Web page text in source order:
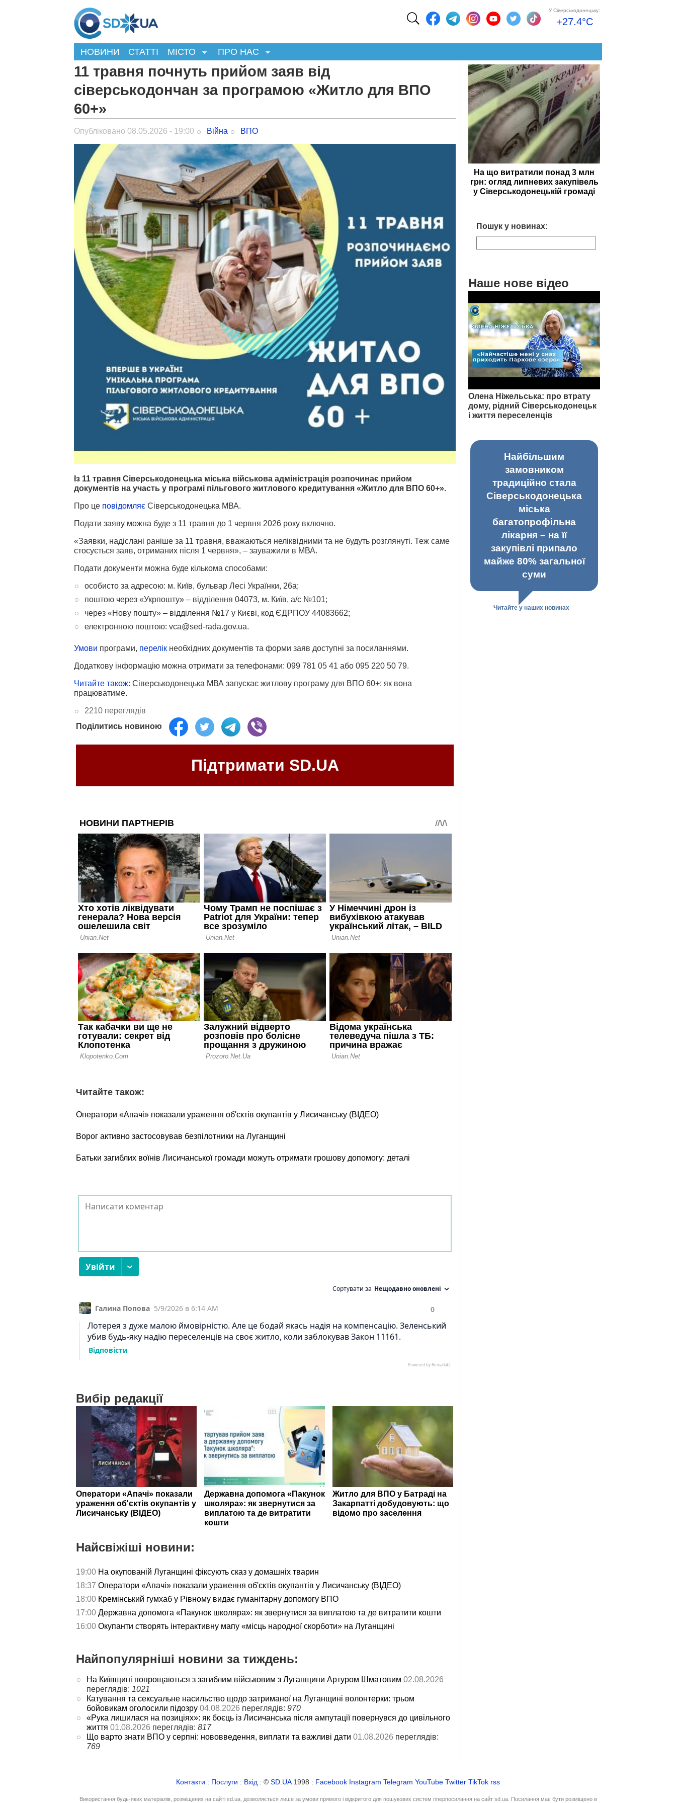
У Сіверськодонецьку:
+27.4°C
НОВИНИ СТАТТІ МІСТО ПРО НАС
11 травня почнуть прийом заяв від
сіверськодончан за програмою «Житло для ВПО
60+»
Опубліковано 08.05.2026 - 19:00 Війна ВПО
Із 11 травня Сіверськодонецька міська військова адміністрація розпочинає прийом
документів на участь у програмі пільгового житлового кредитування «Житло для ВПО 60+».
Про це повідомляє Сіверськодонецька МВА.
Подати заяву можна буде з 11 травня до 1 червня 2026 року включно.
«Заявки, надіслані раніше за 11 травня, вважаються неліквідними та не будуть розглянуті. Теж саме
стосується заяв, отриманих після 1 червня», – зауважили в МВА.
Подати документи можна буде кількома способами:
особисто за адресою: м. Київ, бульвар Лесі Українки, 26а;
поштою через «Укрпошту» – відділення 04073, м. Київ, а/с №101;
через «Нову пошту» – відділення №17 у Києві, код ЄДРПОУ 44083662;
електронною поштою: vca@sed-rada.gov.ua.
Умови програми, перелік необхідних документів та форми заяв доступні за посиланнями.
Додаткову інформацію можна отримати за телефонами: 099 781 05 41 або 095 220 50 79.
Читайте також: Сіверськодонецька МВА запускає житлову програму для ВПО 60+: як вона
працюватиме.
2210 переглядів
Поділитись новиною
Підтримати SD.UA
Читайте також:
Оператори «Апачі» показали ураження об'єктів окупантів у Лисичанську (ВІДЕО)
Ворог активно застосовував безпілотники на Луганщині
Батьки загиблих воїнів Лисичанської громади можуть отримати грошову допомогу: деталі
Вибір редакції
Оператори «Апачі» показали
ураження об'єктів окупантів у
Лисичанську (ВІДЕО)
Державна допомога «Пакунок
школяра»: як звернутися за
виплатою та де витратити
кошти
Житло для ВПО у Батраді на
Закарпатті добудовують: що
відомо про заселення
Найсвіжіші новини:
19:00 На окупованій Луганщині фіксують сказ у домашніх тварин
18:37 Оператори «Апачі» показали ураження об'єктів окупантів у Лисичанську (ВІДЕО)
18:00 Кремінський гумхаб у Рівному видає гуманітарну допомогу ВПО
17:00 Державна допомога «Пакунок школяра»: як звернутися за виплатою та де витратити кошти
16:00 Окупанти створять інтерактивну мапу «місць народної скорботи» на Луганщині
Найпопулярніші новини за тиждень:
На Київщині попрощаються з загиблим військовим з Луганщини Артуром Шматовим 02.08.2026
переглядів: 1021
Катування та сексуальне насильство щодо затриманої на Луганщині волонтерки: трьом
бойовикам оголосили підозру 04.08.2026 переглядів: 970
«Рука лишилася на позиціях»: як боєць із Лисичанська після ампутації повернувся до цивільного
життя 01.08.2026 переглядів: 817
Що варто знати ВПО у серпні: нововведення, виплати та важливі дати 01.08.2026 переглядів:
769
На що витратили понад 3 млн
грн: огляд липневих закупівель
у Сіверськодонецькій громаді
Пошук у новинах:
Наше нове відео
Олена Ніжельська: про втрату
дому, рідний Сіверськодонецьк
і життя переселенців
Найбільшим
замовником
традиційно стала
Сіверськодонецька
міська
багатопрофільна
лікарня – на її
закупівлі припало
майже 80% загальної
суми
Читайте у наших новинах
Контакти : Послуги : Вхід : © SD.UA1998 : Facebook Instagram Telegram YouTube Twitter TikTok rss
Використання будь-яких матеріалів, розміщених на сайті sd.ua, дозволяється лише за умови прямого і відкритого для пошукових систем гіперпосилання на сайт sd.ua. Посилання має бути розміщено в